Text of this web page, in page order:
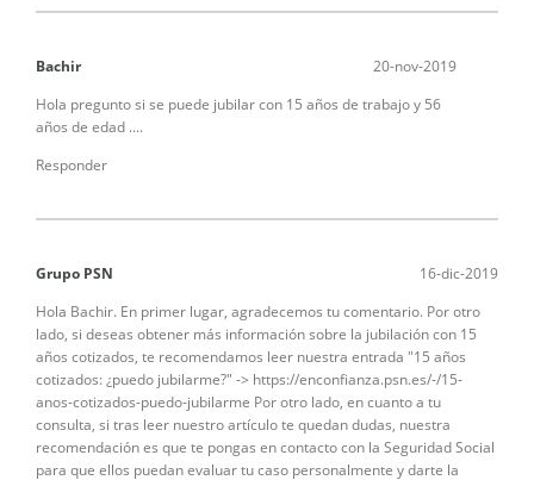
Bachir 20-nov-2019
Hola pregunto si se puede jubilar con 15 años de trabajo y 56
años de edad ....
Responder
Grupo PSN 16-dic-2019
Hola Bachir. En primer lugar, agradecemos tu comentario. Por otro
lado, si deseas obtener más información sobre la jubilación con 15
años cotizados, te recomendamos leer nuestra entrada "15 años
cotizados: ¿puedo jubilarme?" -> https://enconfianza.psn.es/-/15-
anos-cotizados-puedo-jubilarme Por otro lado, en cuanto a tu
consulta, si tras leer nuestro artículo te quedan dudas, nuestra
recomendación es que te pongas en contacto con la Seguridad Social
para que ellos puedan evaluar tu caso personalmente y darte la